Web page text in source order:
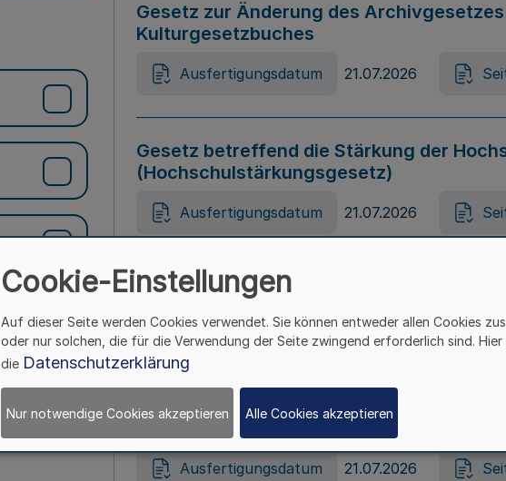
Gesetz zur Änderung des
Kulturgesetzbuches
Ausfertigungsdatum 21.07.2026
Gesetz betreffend die Stärkung der
(Hochschulstärkungsgesetz)
Ausfertigungsdatum 21.07.2026
Gesetz zur Vermeidung von
(Landesantidiskriminierungsgesetz –
Ausfertigungsdatum 21.07.2026
Gesetz zur Änderung des Online-
Ausfertigungsdatum 21.07.2026
Cookie-Einstellungen
Auf dieser Seite werden Cookies verwendet. Sie können entweder allen Cookies
oder nur solchen, die für die Verwendung der Seite zwingend erforderlich sind.
die Datenschutzerklärung
Nur notwendige Cookies akzeptieren Alle Cookies akzeptieren